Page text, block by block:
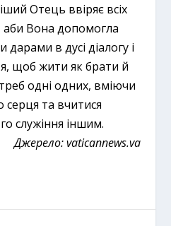
Отець ввіряє всіх
аби Вона допомогла
в дусі діалогу і
щоб жити як брати й
одні одних, вміючи
та вчитися
служіння іншим.
Джерело:vaticannews.va